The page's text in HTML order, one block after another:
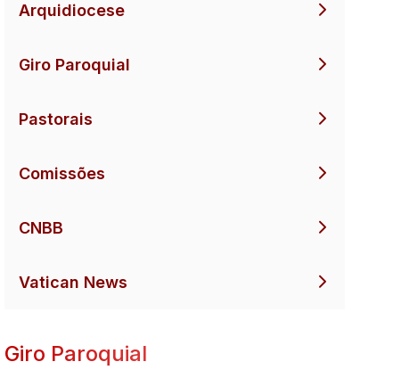
Arquidiocese
Giro Paroquial
Pastorais
Comissões
CNBB
Vatican News
Giro Paroquial